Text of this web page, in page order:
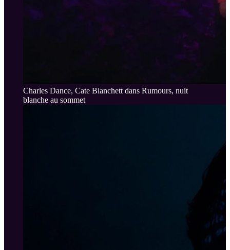
Charles Dance, Cate Blanchett dans Rumours, nuit
blanche au sommet